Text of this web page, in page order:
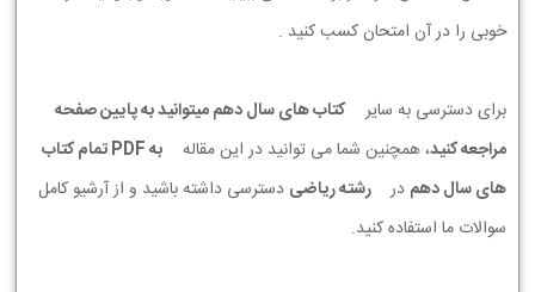
خوبی را در آن امتحان کسب کنید .
برای دسترسی به سایر
کتاب های سال دهم میتوانید به پایین صفحه
مراجعه کنید، همچنین شما می توانید در این مقاله
به PDF تمام کتاب
های سال دهم در رشته ریاضی دسترسی داشته باشید و از آرشیو کامل
سوالات ما استفاده کنید.